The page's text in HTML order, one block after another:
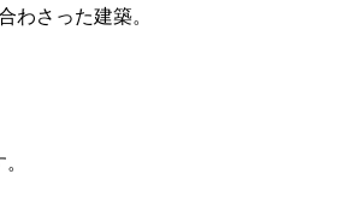
わさった建築。